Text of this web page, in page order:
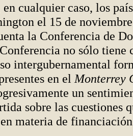
en cualquier caso, los
el 15 de
la Conferencia de
no sólo
intergubernamental
en el Monterrey
un
sobre las cuestiones
materia de